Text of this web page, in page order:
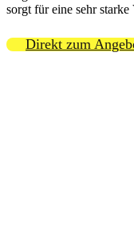
sorgt für eine sehr
Direkt zum